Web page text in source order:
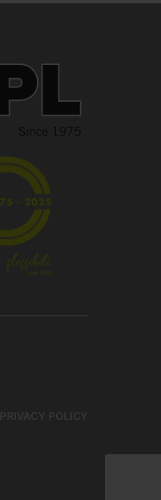
PRIVACY POLICY